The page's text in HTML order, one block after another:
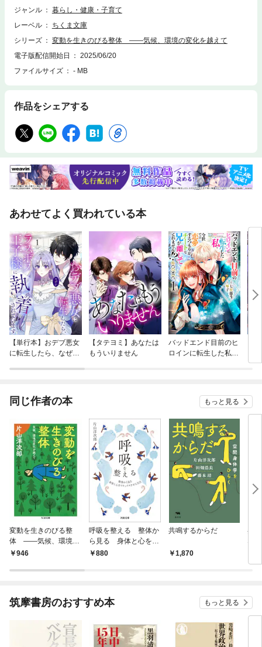
ジャンル
暮らし・健康・子育て
レーベル
ちくま文庫
シリーズ
変動を生きのびる整体 ――気候、環境の変化を越えて
電子版配信開始日
2025/06/20
ファイルサイズ
- MB
作品をシェアする
あわせてよく買われている本
【単行本】おデブ悪女
に転生したら、なぜか
【タテヨミ】あなたは
もういりません
バッドエンド目前のヒ
ロインに転生した私、
同じ作者の本 もっと見る
変動を生きのびる整
体 ――気候、環境の
変化を越えて
946
呼吸を整える 整体か
ら見る 身体と心をリ
ラックスさせる方法
880
共鳴するからだ
1,870
姿
な
筑摩書房のおすすめ本 もっと見る